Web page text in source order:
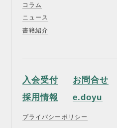
コラム
ニュース
書籍紹介
入会受付 お問合せ
採用情報
e.doyu
プライバシーポリシー